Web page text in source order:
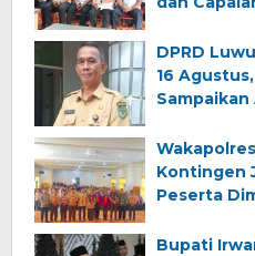
DPRD
16
Kontingen
Peserta
Bupati